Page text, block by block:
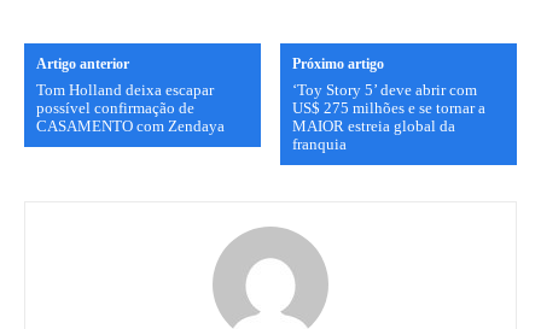
Artigo anterior
Tom Holland deixa escapar
possível confirmação de
CASAMENTO com Zendaya
Próximo artigo
‘Toy Story 5’ deve abrir com
US$ 275 milhões e se tornar a
MAIOR estreia global da
franquia